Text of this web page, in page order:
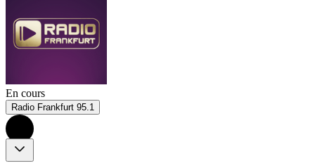
En cours
Radio Frankfurt 95.1